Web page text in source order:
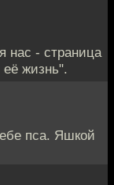
нас - страница
жизнь".
пса. Яшкой